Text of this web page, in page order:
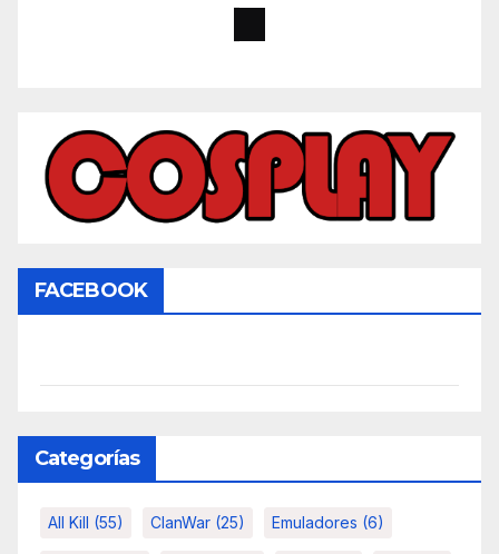
FACEBOOK
Categorías
All Kill (55) ClanWar (25) Emuladores (6)